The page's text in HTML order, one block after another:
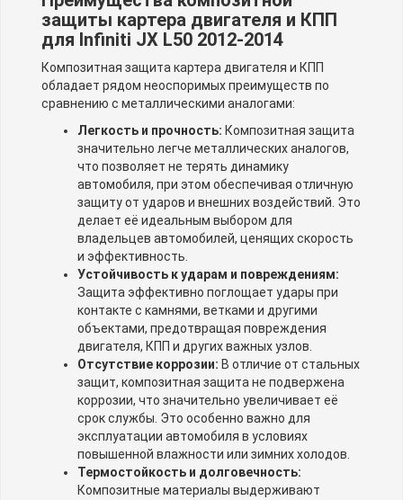
защиты картера двигателя и КПП
для Infiniti JX L50 2012-2014
Композитная защита картера двигателя и КПП
обладает рядом неоспоримых преимуществ по
сравнению с металлическими аналогами:
Легкость и прочность: Композитная защита
значительно легче металлических аналогов,
что позволяет не терять динамику
автомобиля, при этом обеспечивая отличную
защиту от ударов и внешних воздействий. Это
делает её идеальным выбором для
владельцев автомобилей, ценящих скорость
и эффективность.
Устойчивость к ударам и повреждениям:
Защита эффективно поглощает удары при
контакте с камнями, ветками и другими
объектами, предотвращая повреждения
двигателя, КПП и других важных узлов.
Отсутствие коррозии: В отличие от стальных
защит, композитная защита не подвержена
коррозии, что значительно увеличивает её
срок службы. Это особенно важно для
эксплуатации автомобиля в условиях
повышенной влажности или зимних холодов.
Термостойкость и долговечность:
Композитные материалы выдерживают